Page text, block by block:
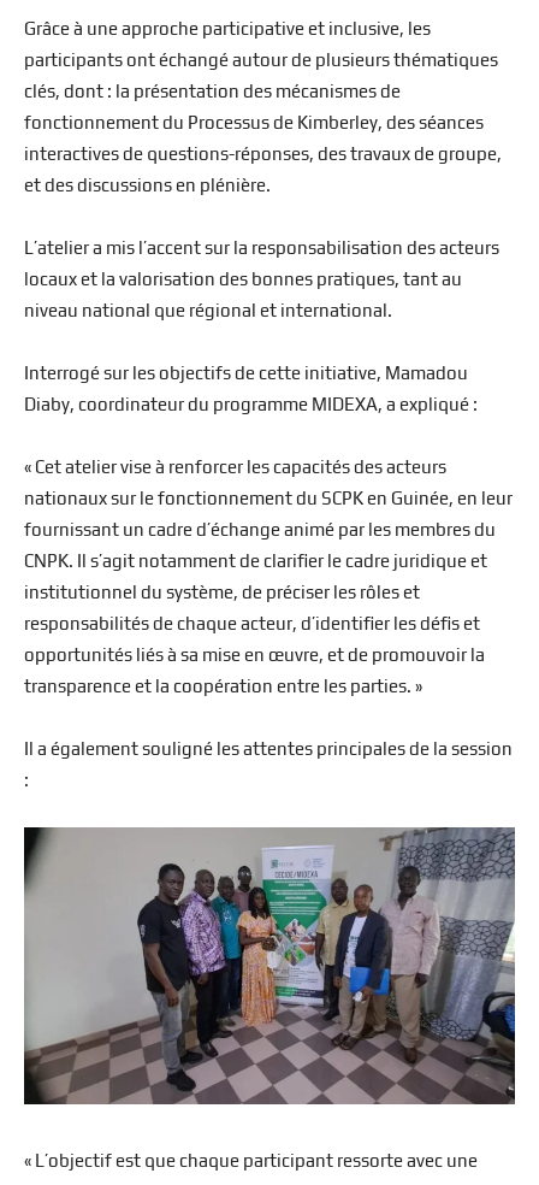
Grâce à une approche participative et inclusive, les
participants ont échangé autour de plusieurs thématiques
clés, dont : la présentation des mécanismes de
fonctionnement du Processus de Kimberley, des séances
interactives de questions-réponses, des travaux de groupe,
et des discussions en plénière.
L’atelier a mis l’accent sur la responsabilisation des acteurs
locaux et la valorisation des bonnes pratiques, tant au
niveau national que régional et international.
Interrogé sur les objectifs de cette initiative, Mamadou
Diaby, coordinateur du programme MIDEXA, a expliqué :
« Cet atelier vise à renforcer les capacités des acteurs
nationaux sur le fonctionnement du SCPK en Guinée, en leur
fournissant un cadre d’échange animé par les membres du
CNPK. Il s’agit notamment de clarifier le cadre juridique et
institutionnel du système, de préciser les rôles et
responsabilités de chaque acteur, d’identifier les défis et
opportunités liés à sa mise en œuvre, et de promouvoir la
transparence et la coopération entre les parties. »
Il a également souligné les attentes principales de la session
:
« L’objectif est que chaque participant ressorte avec une